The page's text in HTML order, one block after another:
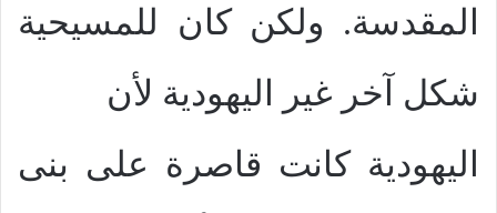
المقدسة. ولكن كان للمسيحية
شكل آخر غير اليهودية لأن
اليهودية كانت قاصرة على بنى